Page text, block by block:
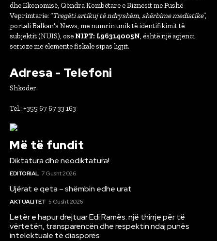
dhe Ekonomisë, Qëndra Kombëtare e Biznesit me Fushë
Veprimtarie: “Tregëti artikuj të ndryshëm, shërbime mediatike”,
portali Balkan's News, me numrin unik të identifikimit të
subjektit (NUIS), ose NIPT: L96314005N, është një agjenci
serioze me elementë fiskalë sipas ligjit.
Adresa - Telefoni
Shkoder.
Tel.: +355 67 67 33 163
Më të fundit
Diktatura dhe neodiktatura!
EDITORIAL 7 Gusht 2026
Ujërat e qeta – shëmbin edhe urat
AKTUALITET 5 Gusht 2026
Letër e hapur drejtuar Edi Ramës: një thirrje për të
vërtetën, transparencën dhe respektin ndaj punës
intelektuale të diasporës